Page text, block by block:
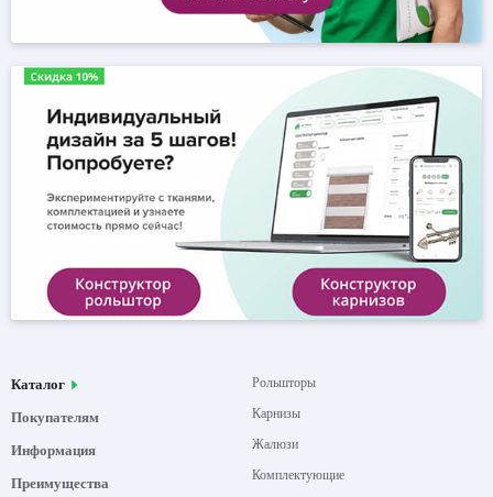
Каталог
Покупателям
Информация
Преимущества
Рольшторы
Карнизы
Жалюзи
Комплектующие